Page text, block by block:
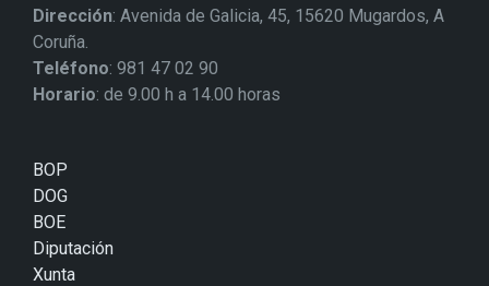
Dirección: Avenida de Galicia, 45, 15620 Mugardos, A
Coruña.
Teléfono: 981 47 02 90
Horario: de 9.00 h a 14.00 horas
BOP
DOG
BOE
Diputación
Xunta